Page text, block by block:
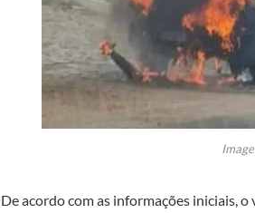
De acordo com as informações iniciais,